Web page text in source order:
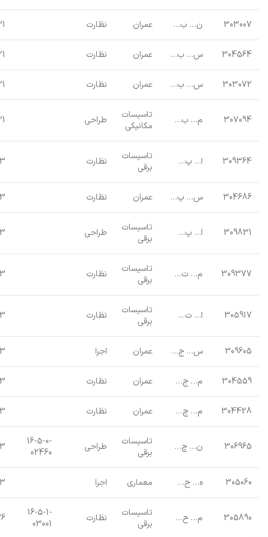
303007 ن… ب… عمران نظارت
304564 س… ب… عمران نظارت
303072 س… ب… عمران نظارت
307094 م… ب…
تاسیسات
مکانیکی
طراحی
309364 ا… پ…
تاسیسات
برقی
نظارت
304686 س… پ… عمران نظارت
309831 ا… پ…
تاسیسات
برقی
طراحی
309377 م… ت…
تاسیسات
برقی
نظارت
305917 ا… ت…
تاسیسات
برقی
نظارت
309605 س… ج… عمران اجرا
304559 م… ج… عمران نظارت
304428 م… چ… عمران نظارت
306965 ن… چ…
تاسیسات
برقی
طراحی
16-5-0-
02460
305060 ه… ح… معماری اجرا
305890 م… ح…
تاسیسات
برقی
نظارت
16-5-1-
03001